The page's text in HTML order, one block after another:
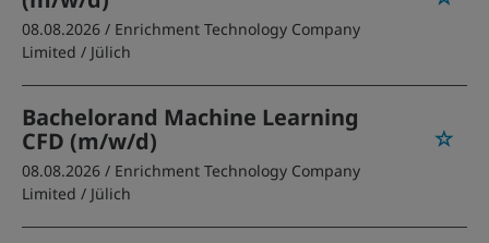
08.08.2026 / Enrichment Technology Company
Limited / Jülich
Bachelorand Machine Learning
CFD (m/w/d)
08.08.2026 / Enrichment Technology Company
Limited / Jülich